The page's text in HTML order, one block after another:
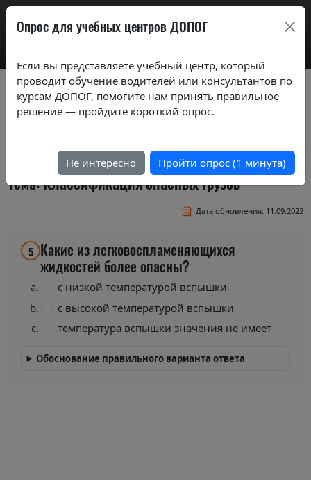
AdrExam
Вопросы экзаменационных билетов по
курсам ДОПОГ ver. 2019
Экзаменационные вопросы по темам
базового курса
Тема: Классификация опасных грузов
Дата обновления: 11.09.2022
5 Какие из легковоспламеняющихся
жидкостей более опасны?
с низкой температурой вспышки
с высокой температурой вспышки
температура вспышки значения не имеет
Обоснование правильного варианта ответа
Опрос для учебных центров ДОПОГ
Если вы представляете учебный центр, который
проводит обучение водителей или консультантов по
курсам ДОПОГ, помогите нам принять правильное
решение — пройдите короткий опрос.
Не интересно Пройти опрос (1 минута)